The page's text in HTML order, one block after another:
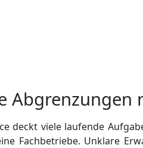
Abgrenzungen
deckt viele laufende
Fachbetriebe. Unklare